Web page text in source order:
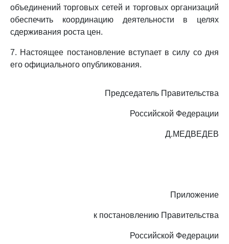
объединений торговых сетей и торговых организаций
обеспечить координацию деятельности в целях
сдерживания роста цен.
7. Настоящее постановление вступает в силу со дня
его официального опубликования.
Председатель Правительства
Российской Федерации
Д.МЕДВЕДЕВ
Приложение
к постановлению Правительства
Российской Федерации